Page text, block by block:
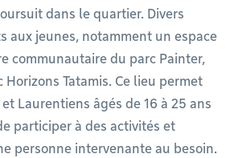
dans le quartier. Divers
aux jeunes, notamment un espace
communautaire du parc Painter,
Tatamis. Ce lieu permet
Laurentiens âgés de 16 à 25 ans
participer à des activités et
personne intervenante au besoin.